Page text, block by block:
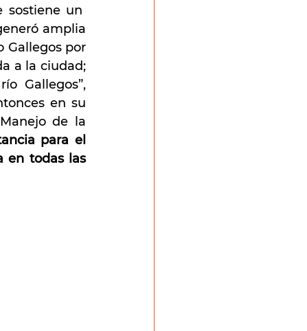
sostiene un
amplia
Gallegos por
a la ciudad;
Gallegos”,
en su
de la
para el
en todas las